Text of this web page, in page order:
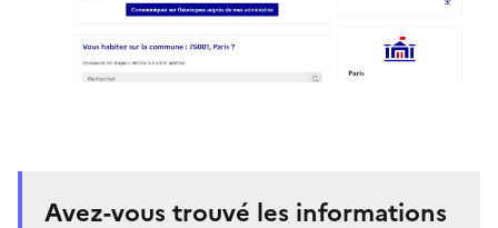
Avez-vous trouvé les informations